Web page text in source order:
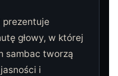
prezentuje
głowy, w której
sambac tworzą
i